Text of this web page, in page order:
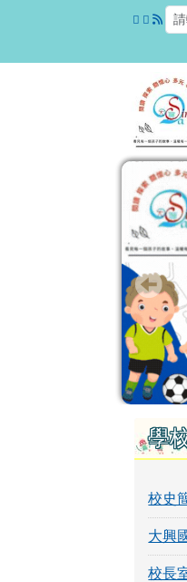
花蓮縣光
左
學
校史
大興
校長